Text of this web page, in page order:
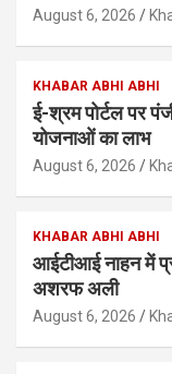
August 6, 2026
KHABAR ABHI ABHI
ई-श्रम पोर्टल पर
योजनाओं का लाभ
August 6, 2026
KHABAR ABHI ABHI
आईटीआई नाहन में
अशरफ अली
August 6, 2026